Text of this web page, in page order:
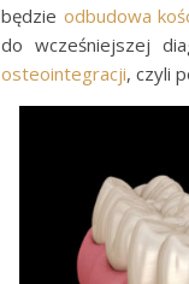
będzie odbudowa
do wcześniejszej
osteointegracji, czyli